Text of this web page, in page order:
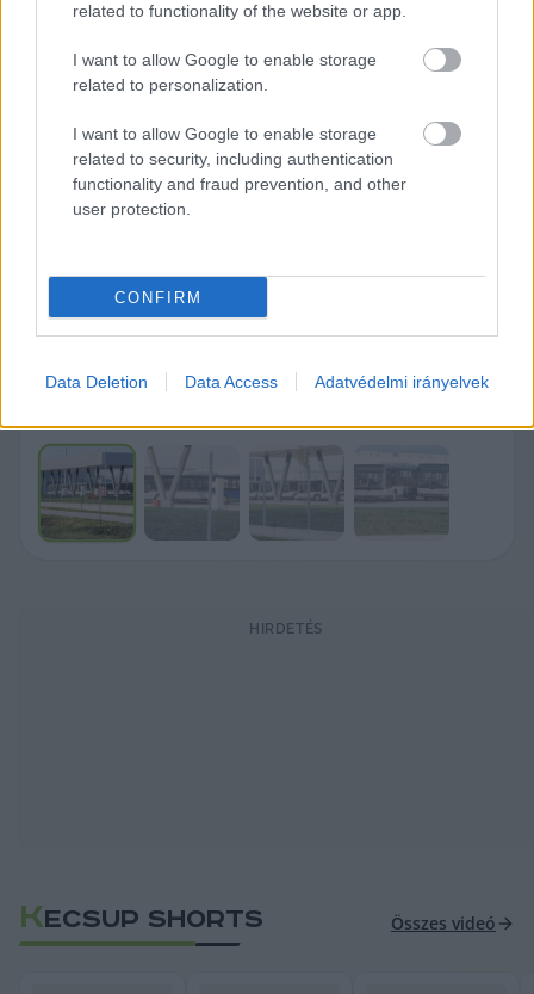
related to functionality of the website or app.
I want to allow Google to enable storage
related to personalization.
I want to allow Google to enable storage
related to security, including authentication
functionality and fraud prevention, and other
user protection.
CONFIRM
Data Deletion Data Access Adatvédelmi irányelvek
HIRDETÉS
KECSUP SHORTS Összes videó